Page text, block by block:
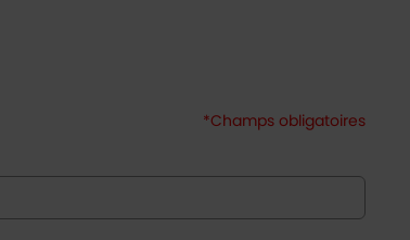
*Champs obligatoires